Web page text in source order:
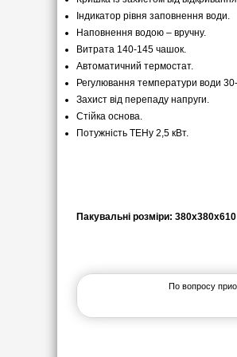
Індикатор рівня заповнення води.
Наповнення водою – вручну.
Витрата 140-145 чашок.
Автоматичний термостат.
Регулювання температури води
Захист від перепаду напруги.
Стійка основа.
Потужність ТЕНу 2,5 кВт.
Пакувальні розміри:
По вопросу